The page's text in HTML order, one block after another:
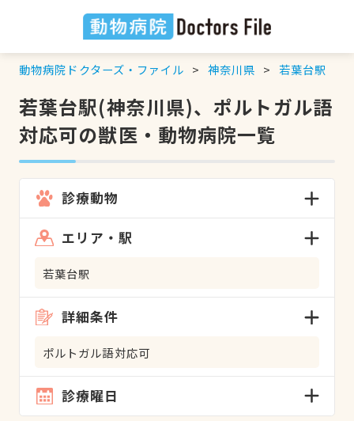
動物病院ドクターズ・ファイル 神奈川県 若葉台駅
若葉台駅(神奈川県)、ポルトガル語
対応可の獣医・動物病院一覧
診療動物
エリア・駅
若葉台駅
詳細条件
ポルトガル語対応可
診療曜日